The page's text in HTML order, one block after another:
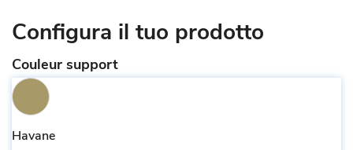
Configura il tuo prodotto
Couleur support
Havane